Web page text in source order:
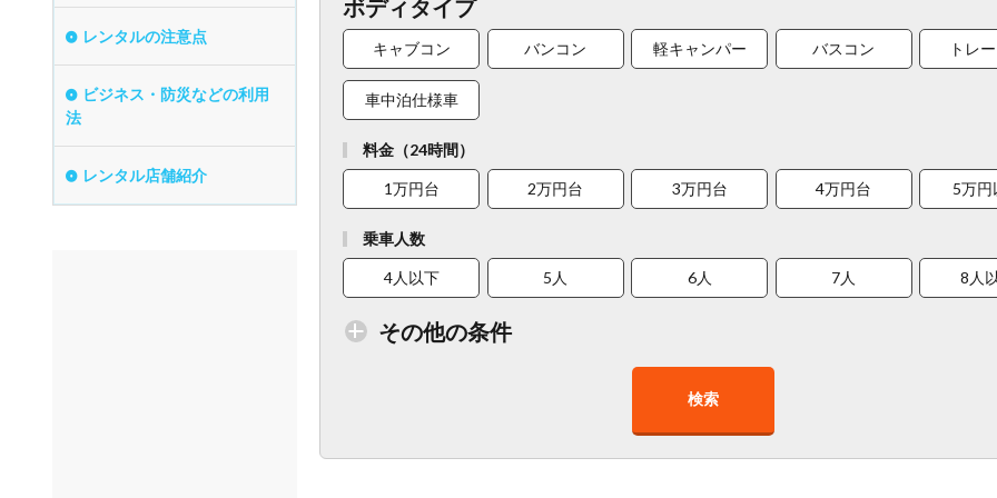
ボディタイプ
キャブコン バンコン 軽キャンパー バスコン トレ
車中泊仕様車
料金（24時間）
1万円台 2万円台 3万円台 4万円台 5万円
乗車人数
4人以下 5人 6人 7人 8人
その他の条件
走行距離少
ベビーシート 車椅子対応 プレミアム車両
検索
レンタルの注意点
ビジネス・防災などの利用
法
レンタル店舗紹介